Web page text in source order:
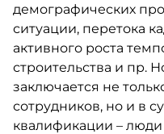
демографических
ситуации, перетока
активного роста
строительства и пр.
заключается не
сотрудников, но и в
квалификации – люди